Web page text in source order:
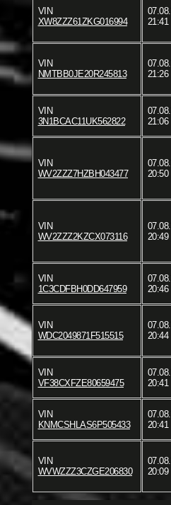
VIN
XW8ZZZ61ZKG016994
21:41
VIN
NMTBB0JE20R245813
21:26
VIN
3N1BCAC11UK562822
21:06
VIN
WV2ZZZ7HZBH043477
20:50
VIN
WV2ZZZ2KZCX073116
20:49
VIN
1C3CDFBH0DD647959
20:46
VIN
WDC2049871F515515
20:44
VIN
VF38CXFZE80659475
20:41
VIN
KNMCSHLAS6P505433
20:41
VIN
WVWZZZ3CZGE206830
20:09